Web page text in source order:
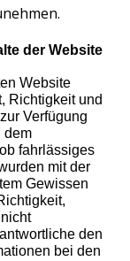
der Website
Website
Richtigkeit und
Verfügung
dem
fahrlässiges
mit der
Gewissen
den
bei den